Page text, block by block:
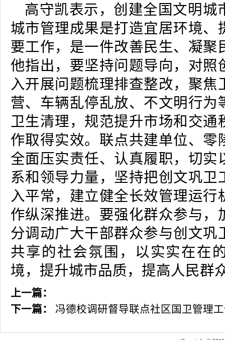
高守凯表示，创建全国文明城
城市管理成果是打造宜居环境、
要工作，是一件改善民生、凝聚
他指出，要坚持问题导向，对照
入开展问题梳理排查整改，聚焦
营、车辆乱停乱放、不文明行为
卫生清理，规范提升市场和交通
作取得实效。联点共建单位、零
全面压实责任、认真履职，切实
系和领导力量，坚持把创文巩卫
入平常，建立健全长效管理运行
作纵深推进。要强化群众参与，
分调动广大干部群众参与创文巩
共享的社会氛围，以实实在在
境，提升城市品质，提高人民群
上一篇：
下一篇：
冯德校调研督导联点社区国卫管理